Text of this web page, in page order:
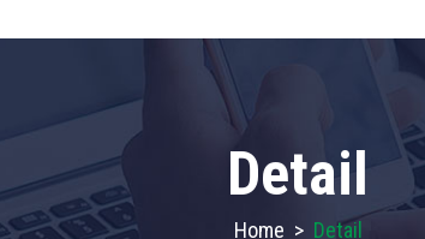
Detail
Home > Detail